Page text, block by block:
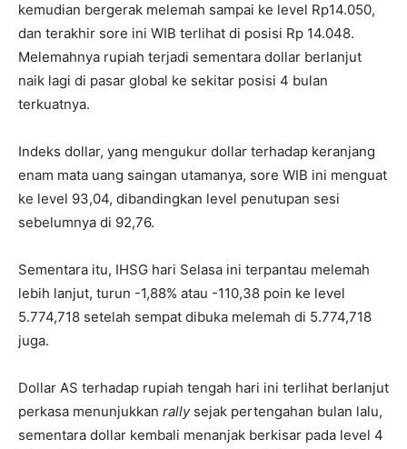
kemudian bergerak melemah sampai ke level Rp14.050,
dan terakhir sore ini WIB terlihat di posisi Rp 14.048.
Melemahnya rupiah terjadi sementara dollar berlanjut
naik lagi di pasar global ke sekitar posisi 4 bulan
terkuatnya.
Indeks dollar, yang mengukur dollar terhadap keranjang
enam mata uang saingan utamanya, sore WIB ini menguat
ke level 93,04, dibandingkan level penutupan sesi
sebelumnya di 92,76.
Sementara itu, IHSG hari Selasa ini terpantau melemah
lebih lanjut, turun -1,88% atau -110,38 poin ke level
5.774,718 setelah sempat dibuka melemah di 5.774,718
juga.
Dollar AS terhadap rupiah tengah hari ini terlihat berlanjut
perkasa menunjukkan rallysejak pertengahan bulan lalu,
sementara dollar kembali menanjak berkisar pada level 4